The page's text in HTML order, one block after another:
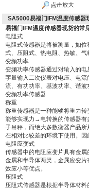
点击放大
SA5000易福门IFM温度传感器
易福门I FM温度传感器现货的常
电阻式
电阻式传感器是将被测量，如
式、压阻式、热电阻、热敏、气
变频功率
变频功率传感器通过对输入的
字量输入二次仪表对电压、电
流、有功功率、基波功率、谐波
变频功率传感器
称重
称重传感器是一种能够将重力
能够实现力→电转换的传感器有
子吊秤，而绝大多数衡器产品
在相对比较差的环境下使用。因
电阻应变式
传感器中的电阻应变片具有金
金属和半导体两类，金属应变
效应小等优点。
压阻式
压阻式传感器是根据半导体材